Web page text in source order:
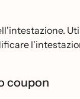
coupon